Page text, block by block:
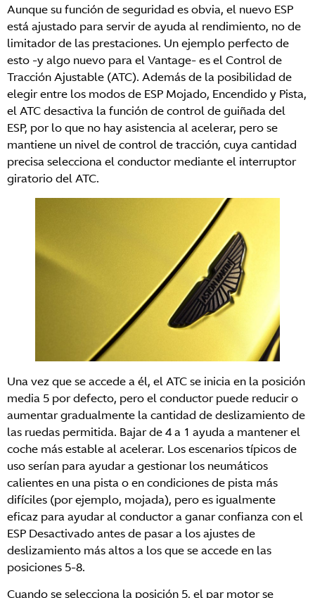
Aunque su función de seguridad es obvia, el nuevo ESP
está ajustado para servir de ayuda al rendimiento, no de
limitador de las prestaciones. Un ejemplo perfecto de
esto -y algo nuevo para el Vantage- es el Control de
Tracción Ajustable (ATC). Además de la posibilidad de
elegir entre los modos de ESP Mojado, Encendido y Pista,
el ATC desactiva la función de control de guiñada del
ESP, por lo que no hay asistencia al acelerar, pero se
mantiene un nivel de control de tracción, cuya cantidad
precisa selecciona el conductor mediante el interruptor
giratorio del ATC.
Una vez que se accede a él, el ATC se inicia en la posición
media 5 por defecto, pero el conductor puede reducir o
aumentar gradualmente la cantidad de deslizamiento de
las ruedas permitida. Bajar de 4 a 1 ayuda a mantener el
coche más estable al acelerar. Los escenarios típicos de
uso serían para ayudar a gestionar los neumáticos
calientes en una pista o en condiciones de pista más
difíciles (por ejemplo, mojada), pero es igualmente
eficaz para ayudar al conductor a ganar confianza con el
ESP Desactivado antes de pasar a los ajustes de
deslizamiento más altos a los que se accede en las
posiciones 5-8.
Cuando se selecciona la posición 5, el par motor se